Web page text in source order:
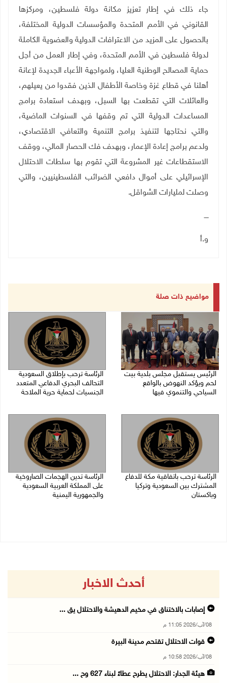
جاء ذلك في إطار تعزيز مكانة دولة فلسطين، ومركزها
القانوني في الأمم المتحدة والمؤسسات الدولية المختلفة،
بالحصول على المزيد من الاعترافات الدولية والعضوية الكاملة
لدولة فلسطين في الأمم المتحدة، وفي إطار العمل من أجل
حماية المصالح الوطنية العليا، ولمواجهة الأعباء الجديدة لإعانة
أهلنا في قطاع غزة وخاصة الأطفال الذين فقدوا من يعيلهم،
والعائلات التي تقطعت بها السبل، وبهدف استعادة برامج
المساعدات الدولية التي تم وقفها في السنوات الماضية،
والتي نحتاجها لتنفيذ برامج التنمية والتعافي الاقتصادي،
ولدعم برامج إعادة الإعمار، وبهدف فك الحصار المالي، ووقف
الاستقطاعات غير المشروعة التي تقوم بها سلطات الاحتلال
الإسرائيلي على أموال دافعي الضرائب الفلسطينيين، والتي
وصلت لمليارات الشواقل.
ــــ
و.أ
مواضيع ذات صلة
الرئيس يستقبل مجلس بلدية بيت
لحم ويؤكد النهوض بالواقع
السياحي والتنموي فيها
الرئاسة ترحب بإطلاق السعودية
التحالف البحري الدفاعي المتعدد
الجنسيات لحماية حرية الملاحة
الرئاسة ترحب باتفاقية مكة للدفاع
المشترك بين السعودية وتركيا
وباكستان
الرئاسة تدين الهجمات الصاروخية
على المملكة العربية السعودية
والجمهورية اليمنية
أحدث الاخبار
إصابات بالاختناق في مخيم الدهيشة والاحتلال يق ...
08/آب/2026 11:05 م
قوات الاحتلال تقتحم مدينة البيرة
08/آب/2026 10:58 م
هيئة الجدار: الاحتلال يطرح عطاءً لبناء 627 وح ...